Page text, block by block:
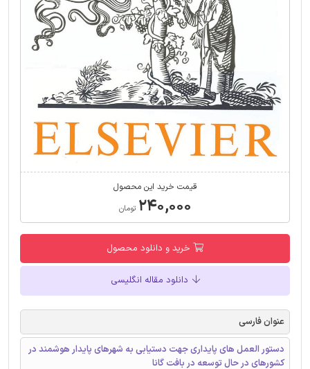
قیمت خرید این محصول
۲۴۰,۰۰۰ تومان
خرید و دانلود محصول
دانلود مقاله انگلیسی
عنوان فارسی
دستور العمل های پایداری جهت دستیابی به شهرهای پایدار هوشمند در
کشورهای در حال توسعه در بافت گانا